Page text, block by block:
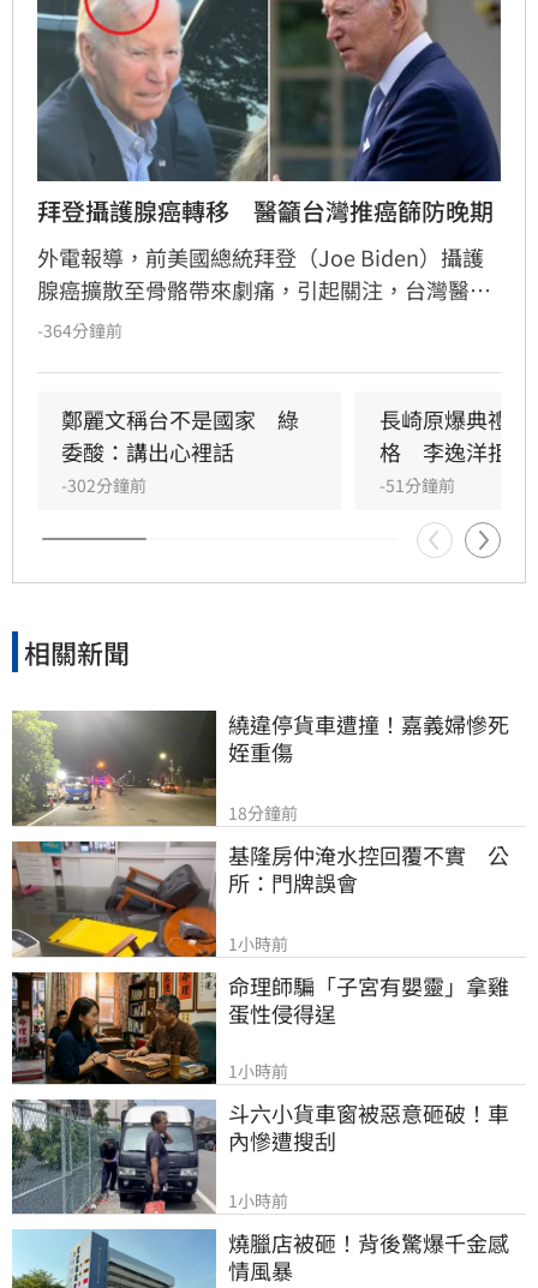
拜登攝護腺癌轉移　醫籲台灣推癌篩防晚期
外電報導，前美國總統拜登（Joe Biden）攝護
腺癌擴散至骨骼帶來劇痛，引起關注，台灣醫界
指出，美國執行攝護腺癌篩，晚期發現僅佔3%
-364分鐘前
鄭麗文稱台不是國家　綠
委酸：講出心裡話
-302分鐘前
長崎原爆典禮
格　李逸洋拒出
-51分鐘前
相關新聞
繞違停貨車遭撞！嘉義婦慘死
姪重傷
18分鐘前
基隆房仲淹水控回覆不實　公
所：門牌誤會
1小時前
命理師騙「子宮有嬰靈」拿雞
蛋性侵得逞
1小時前
斗六小貨車窗被惡意砸破！車
內慘遭搜刮
1小時前
燒臘店被砸！背後驚爆千金感
情風暴